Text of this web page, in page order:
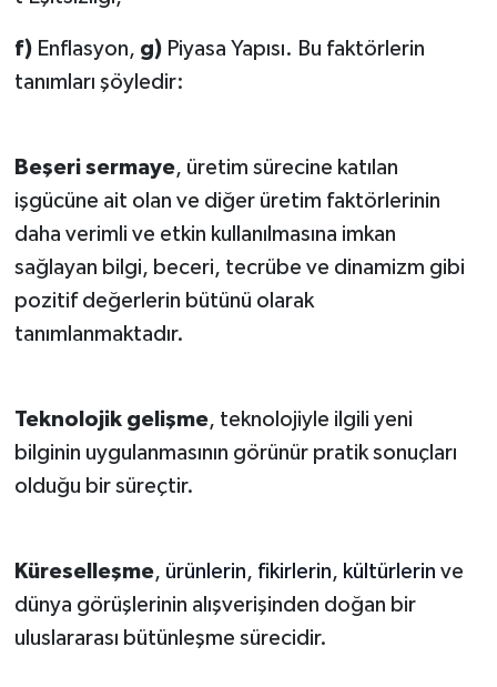
f)Enflasyon, g)Piyasa Yapısı. Bu faktörlerin
tanımları şöyledir:
Beşeri sermaye, üretim sürecine katılan
işgücüne ait olan ve diğer üretim faktörlerinin
daha verimli ve etkin kullanılmasına imkan
sağlayan bilgi, beceri, tecrübe ve dinamizm gibi
pozitif değerlerin bütünü olarak
tanımlanmaktadır.
Teknolojik gelişme, teknolojiyle ilgili yeni
bilginin uygulanmasının görünür pratik sonuçları
olduğu bir süreçtir.
Küreselleşme, ürünlerin, fikirlerin, kültürlerin ve
dünya görüşlerinin alışverişinden doğan bir
uluslararası bütünleşme sürecidir.